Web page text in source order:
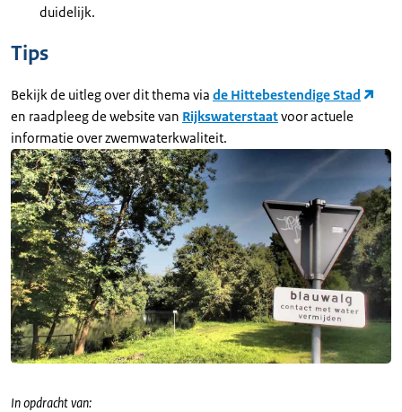
duidelijk.
Tips
Bekijk de uitleg over dit thema via de Hittebestendige Stad
en raadpleeg de website van Rijkswaterstaatvoor actuele
informatie over zwemwaterkwaliteit.
In opdracht van: